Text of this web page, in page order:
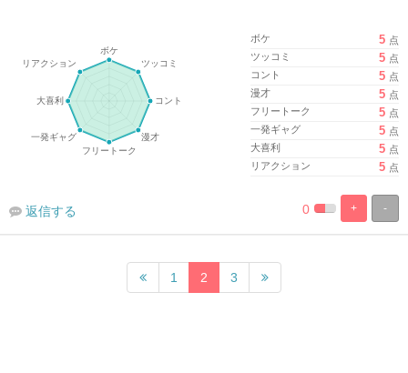
ボケ 5 点
ツッコミ
5 点
コント
5 点
漫才
5 点
フリートーク
5 点
一発ギャグ
5 点
大喜利
5 点
リアクション
5 点
-
+
%100%
0
返信する
1 2 3